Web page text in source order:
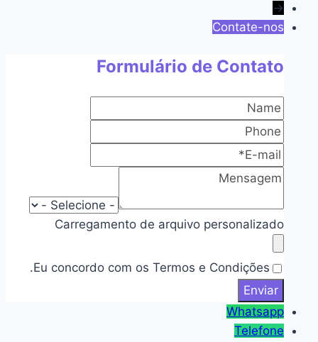
→
Contate-nos
Formulário de Contato
Carregamento de arquivo personalizado
Eu concordo com os Termos e Condições.
Whatsapp
Telefone